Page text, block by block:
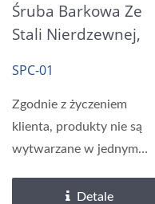
Śruba Barkowa Ze
Stali Nierdzewnej,
Łatką Nylok
SPC-01
Zgodnie z życzeniem
klienta, produkty nie są
wytwarzane w jednym
etapach....
Detale